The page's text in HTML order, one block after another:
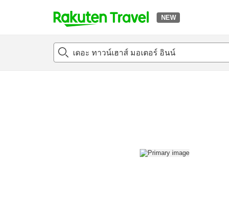
NEW
t
p
แนะนำที่พัก ห้องพักและแพลนพัก รีวิวสิ่่งอำนวยความสะดวก